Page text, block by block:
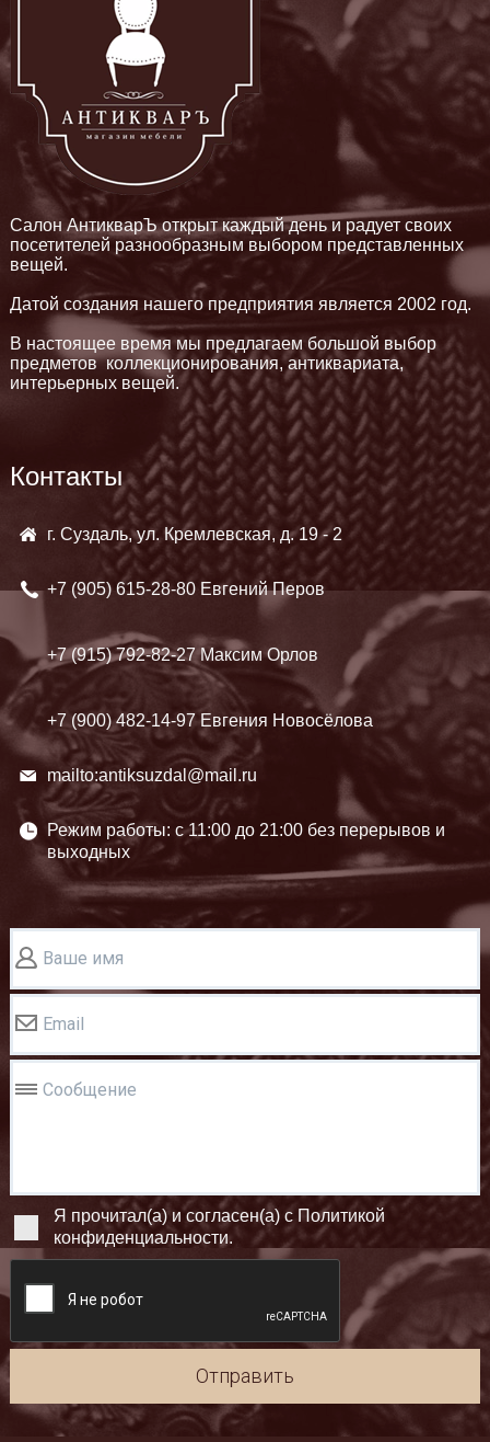
Салон АнтикварЪ открыт каждый день и радует своих
посетителей разнообразным выбором представленных
вещей.
Датой создания нашего предприятия является 2002 год.
В настоящее время мы предлагаем большой выбор
предметов коллекционирования, антиквариата,
интерьерных вещей.
Контакты
г. Суздаль, ул. Кремлевская, д. 19 - 2
+7 (905)615-28-80 Евгений Перов
+7 (915)792-82-27 Максим Орлов
+7 (900)482-14-97 Евгения Новосёлова
mailto:antiksuzdal@mail.ru
Режим работы: c 11:00 до 21:00 без перерывов и
выходных
Ваше имя
Email
Сообщение
Я прочитал(а) и согласен(а) с Политикой
конфиденциальности.
Отправить